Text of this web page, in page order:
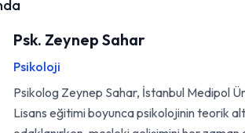
Psk. Zeynep Sahar
Psikoloji
Psikolog Zeynep Sahar, İstanbul Medipol
Lisans eğitimi boyunca psikolojinin teorik